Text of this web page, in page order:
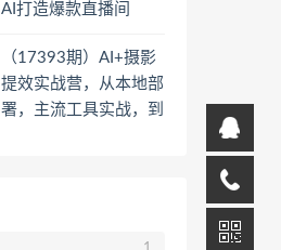
AI打造爆款直播间
（17393期）AI+摄影
提效实战营，从本地部
署，主流工具实战，到